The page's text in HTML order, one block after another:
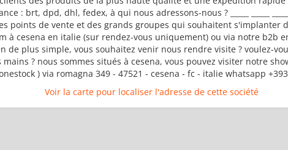
: brt, dpd, dhl, fedex, à qui nous adressons-nous ? _____ _____
points de vente et des grands groupes qui souhaitent s'implanter
à cesena en italie (sur rendez-vous uniquement) ou via notre b2b
rien de plus simple, vous souhaitez venir nous rendre visite ?
? nous sommes situés à cesena, vous pouvez visiter notre
) via romagna 349 - 47521 - cesena - fc - italie whatsapp
Voir la carte pour localiser l'adresse de cette société